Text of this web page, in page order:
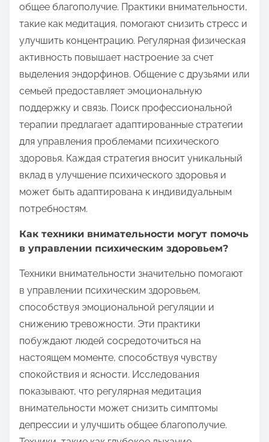
общее благополучие. Практики внимательности,
такие как медитация, помогают снизить стресс и
улучшить концентрацию. Регулярная физическая
активность повышает настроение за счет
выделения эндорфинов. Общение с друзьями или
семьей предоставляет эмоциональную
поддержку и связь. Поиск профессиональной
терапии предлагает адаптированные стратегии
для управления проблемами психического
здоровья. Каждая стратегия вносит уникальный
вклад в улучшение психического здоровья и
может быть адаптирована к индивидуальным
потребностям.
Как техники внимательности могут помочь
в управлении психическим здоровьем?
Техники внимательности значительно помогают
в управлении психическим здоровьем,
способствуя эмоциональной регуляции и
снижению тревожности. Эти практики
побуждают людей сосредоточиться на
настоящем моменте, способствуя чувству
спокойствия и ясности. Исследования
показывают, что регулярная медитация
внимательности может снизить симптомы
депрессии и улучшить общее благополучие.